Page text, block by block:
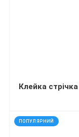
ПОПУЛЯРНИЙ
код: 927308